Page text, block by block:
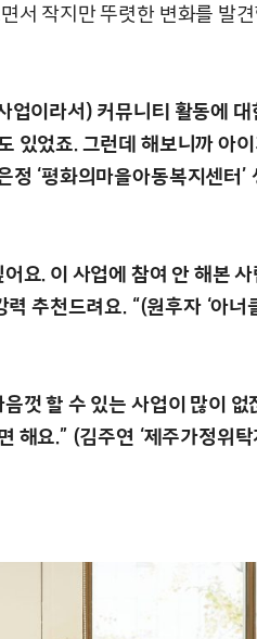
서 작지만 뚜렷한 변화를 발
업이라서) 커뮤니티 활동에
있었죠. 그런데 해보니까 아
‘평화의마을아동복지센터’
요. 이 사업에 참여 안 해본
추천드려요. “(원후자 ‘아너
껏 할 수 있는 사업이 많이 없
해요.” (김주연 ‘제주가정위탁